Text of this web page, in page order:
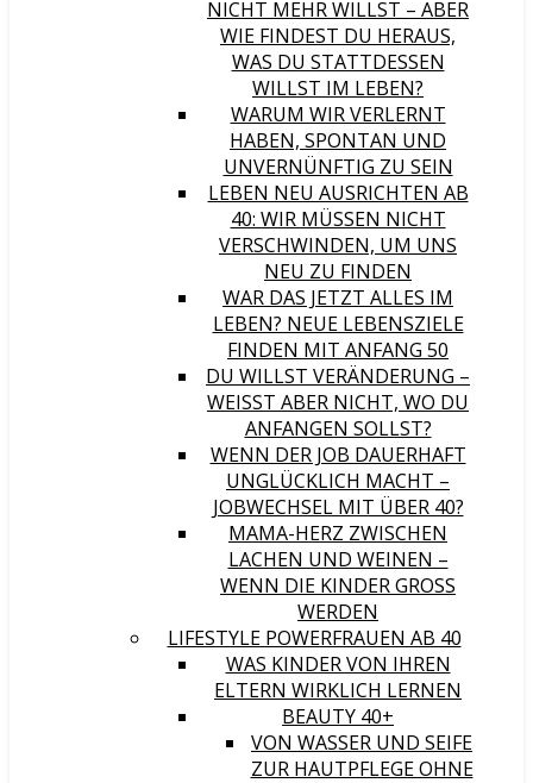
ICHT MEHR WILLST – ABER W
IE FINDEST DU HERAUS, W
AS DU STATTDESSEN W
ILLST IM LEBEN?
WARUM WIR VERLERNT
HABEN, SPONTAN UND
UNVERNÜNFTIG ZU SEIN
LEBEN NEU AUSRICHTEN AB
40: WIR MÜSSEN NICHT
VERSCHWINDEN, UM UNS
NEU ZU FINDEN
WAR DAS JETZT ALLES IM
LEBEN? NEUE LEBENSZIELE
FINDEN MIT ANFANG 50
DU WILLST VERÄNDERUNG –
WEISST ABER NICHT, WO DU A
NFANGEN SOLLST?
WENN DER JOB DAUERHAFT
UNGLÜCKLICH MACHT –
JOBWECHSEL MIT ÜBER 40?
MAMA-HERZ ZWISCHEN
LACHEN UND WEINEN –
WENN DIE KINDER GROSS W
ERDEN
LIFESTYLE POWERFRAUEN AB 40
WAS KINDER VON IHREN
ELTERN WIRKLICH LERNEN
BEAUTY 40+
VON WASSER UND SEIFE
ZUR HAUTPFLEGE OHNE